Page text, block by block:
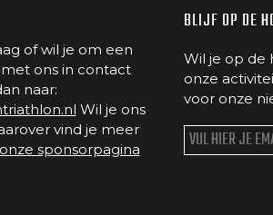
of wil je om een
ons in contact
naar:
Wil je ons
vind je meer
onze sponsorpagina
BLIJF OP DE
Wil je op de
onze
voor onze